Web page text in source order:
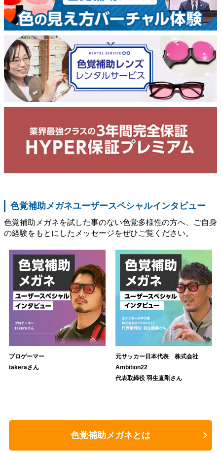
色覚補助メガネユーザースペシャルインタビュー
色覚補助メガネを試した事のない色覚多様性の方へ、ご自身
の経験をもとにしたメッセージをぜひご覧ください。
プロゲーマー
takeraさん
元サッカー日本代表 株式会社
Ambition22
代表取締役 羽生直剛さん
色覚補助メガネとは